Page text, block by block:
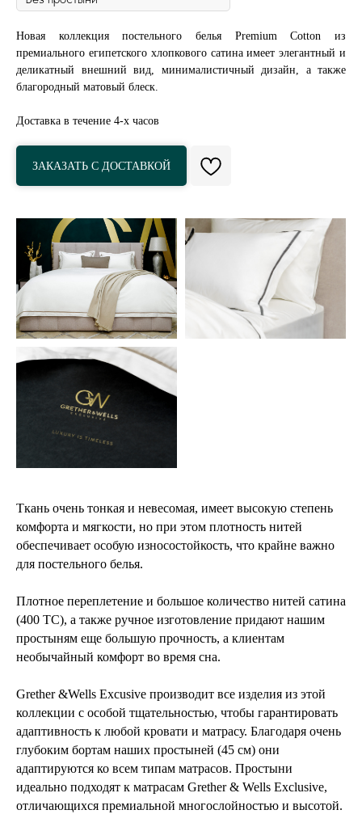
Новая коллекция постельного белья Premium Cotton из
премиального египетского хлопкового сатина имеет элегантный и
деликатный внешний вид, минималистичный дизайн, а также
благородный матовый блеск.
Доставка в течение 4-х часов
ЗАКАЗАТЬ С ДОСТАВКОЙ
Ткань очень тонкая и невесомая, имеет высокую степень
комфорта и мягкости, но при этом плотность нитей
обеспечивает особую износостойкость, что крайне важно
для постельного белья.
Плотное переплетение и большое количество нитей сатина
(400 ТС), а также ручное изготовление придают нашим
простыням еще большую прочность, а клиентам
необычайный комфорт во время сна.
Grether &Wells Excusive производит все изделия из этой
коллекции с особой тщательностью, чтобы гарантировать
адаптивность к любой кровати и матрасу. Благодаря очень
глубоким бортам наших простыней (45 см) они
адаптируются ко всем типам матрасов. Простыни
идеально подходят к матрасам Grether & Wells Exclusive,
отличающихся премиальной многослойностью и высотой.